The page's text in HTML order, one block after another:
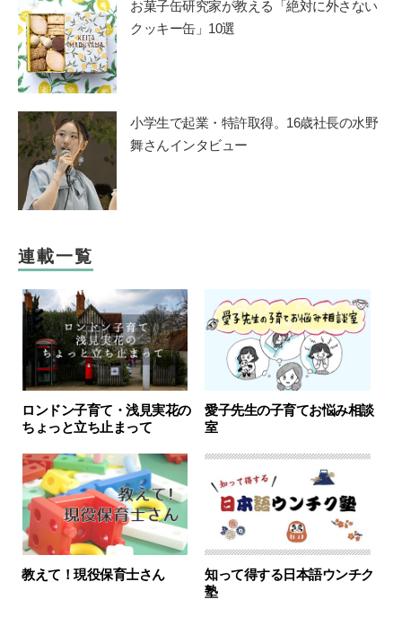
お菓子缶研究家が教える「絶対に外さない
クッキー缶」10選
小学生で起業・特許取得。16歳社長の水野
舞さんインタビュー
連載一覧
ロンドン子育て・浅見実花の
ちょっと立ち止まって
愛子先生の子育てお悩み相談
室
教えて！現役保育士さん
知って得する日本語ウンチク
塾